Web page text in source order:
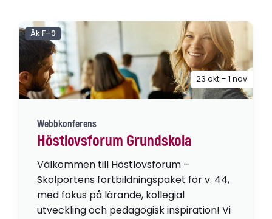
Webbkonferens
Höstlovsforum Grundskola
Välkommen till Höstlovsforum –
Skolportens fortbildningspaket för v. 44,
med fokus på lärande, kollegial
utveckling och pedagogisk inspiration! Vi
Åk F–9
23 okt – 1 nov